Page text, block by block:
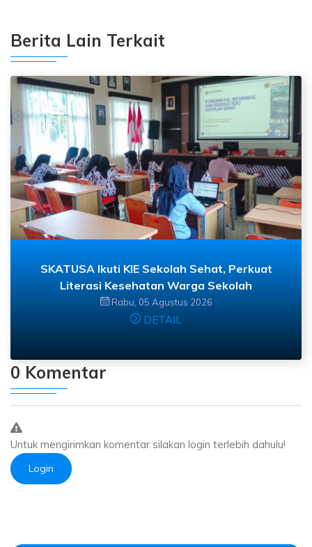
Berita Lain Terkait
SKATUSA Ikuti KIE Sekolah Sehat, Perkuat
Literasi Kesehatan Warga Sekolah
Rabu, 05 Agustus 2026
DETAIL
0 Komentar
Untuk mengirimkan komentar silakan login terlebih dahulu!
Login